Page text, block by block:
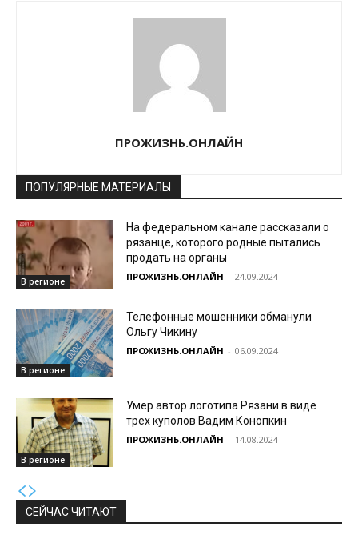
ПРОЖИЗНЬ.ОНЛАЙН
ПОПУЛЯРНЫЕ МАТЕРИАЛЫ
В регионе
На федеральном канале рассказали о
рязанце, которого родные пытались
продать на органы
ПРОЖИЗНЬ.ОНЛАЙН - 24.09.2024
В регионе
Телефонные мошенники обманули
Ольгу Чикину
ПРОЖИЗНЬ.ОНЛАЙН - 06.09.2024
В регионе
Умер автор логотипа Рязани в виде
трех куполов Вадим Конопкин
ПРОЖИЗНЬ.ОНЛАЙН - 14.08.2024
СЕЙЧАС ЧИТАЮТ